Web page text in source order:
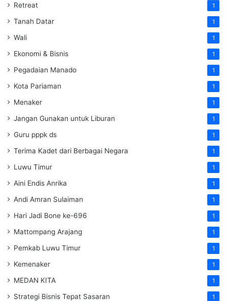
Retreat 1
Tanah Datar 1
Wali 1
Ekonomi & Bisnis 1
Pegadaian Manado 1
Kota Pariaman 1
Menaker 1
Jangan Gunakan untuk Liburan 1
Guru pppk ds 1
Terima Kadet dari Berbagai Negara 1
Luwu Timur 1
Aini Endis Anrika 1
Andi Amran Sulaiman 1
Hari Jadi Bone ke-696 1
Mattompang Arajang 1
Pemkab Luwu Timur 1
Kemenaker 1
MEDAN KITA 1
Strategi Bisnis Tepat Sasaran 1